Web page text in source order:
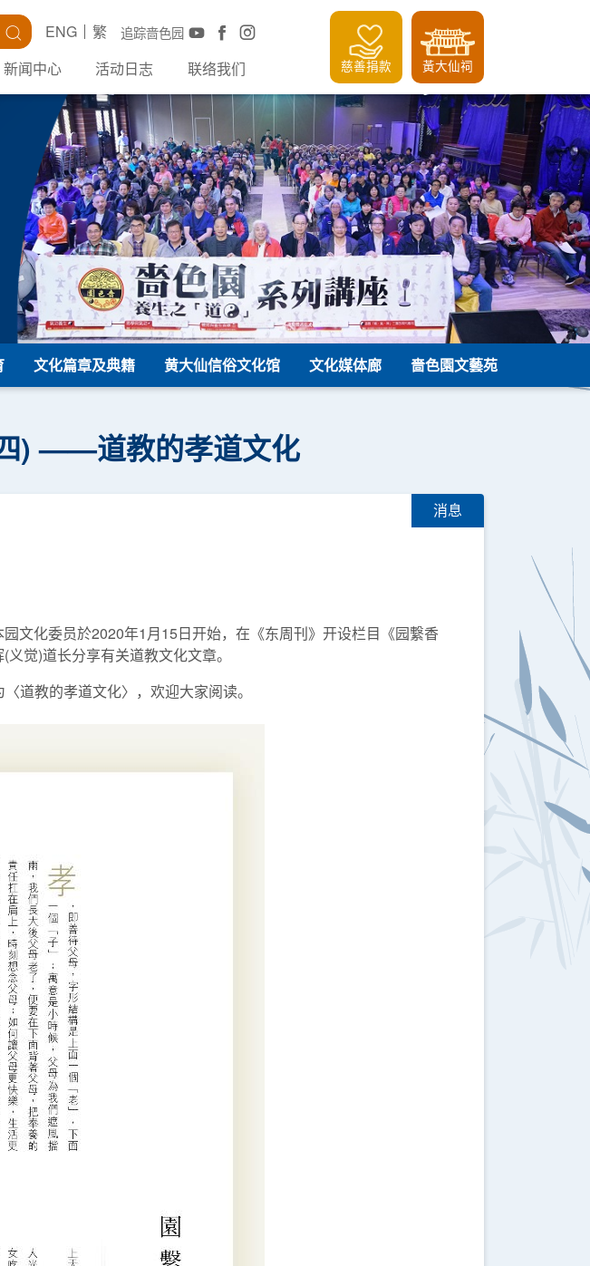
搜寻 追踪啬色园
ENG
繁
新闻中心 活动日志 联络我们 慈善捐款 黃大仙祠
文化篇章及典籍 黄大仙信俗文化馆 文化媒体廊 嗇色園文藝苑
) ——道教的孝道文化
消息
文化委员於2020年1月15日开始，在《东周刊》开设栏目《园繋香
觉)道长分享有关道教文化文章。
道教的孝道文化〉，欢迎大家阅读。